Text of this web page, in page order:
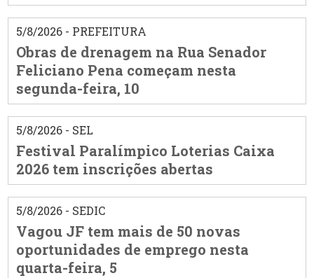
5/8/2026 - PREFEITURA
Obras de drenagem na Rua Senador
Feliciano Pena começam nesta
segunda-feira, 10
5/8/2026 - SEL
Festival Paralímpico Loterias Caixa
2026 tem inscrições abertas
5/8/2026 - SEDIC
Vagou JF tem mais de 50 novas
oportunidades de emprego nesta
quarta-feira, 5